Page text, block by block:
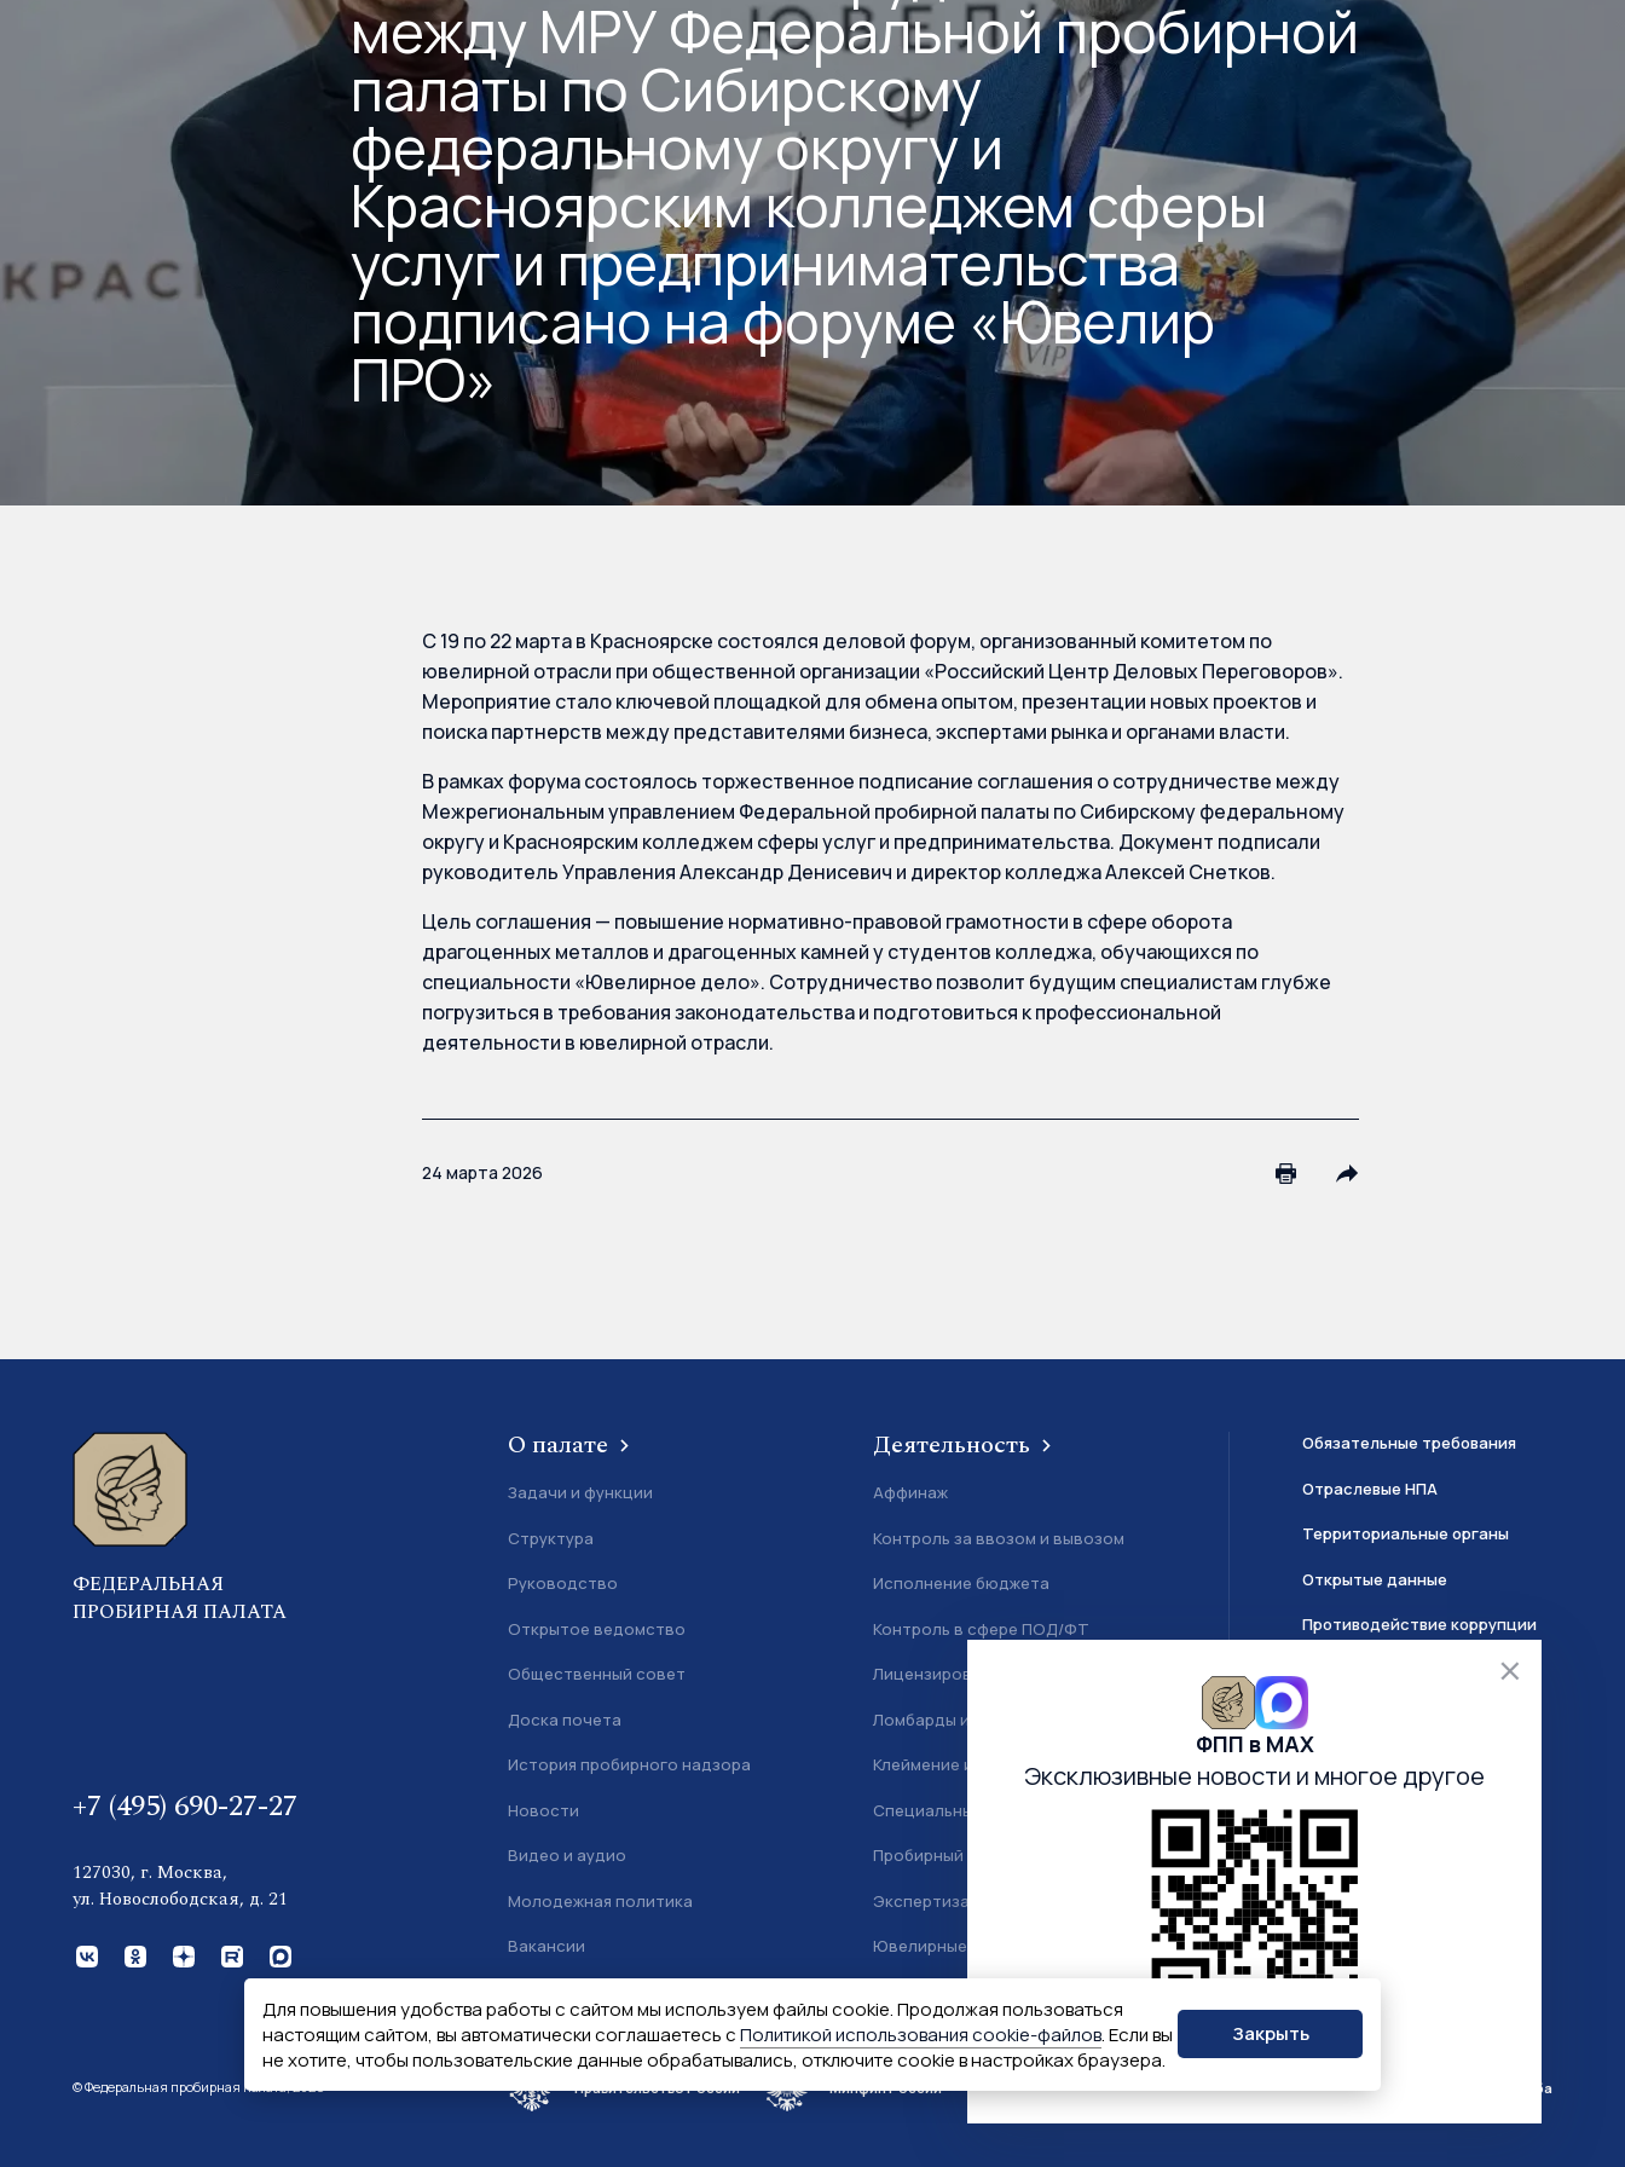
Закрыть
Для повышения удобства работы с сайтом мы используем файлы cookie. Продолжая пользоваться
настоящим сайтом, вы автоматически соглашаетесь сПолитикой использования cookie-файлов. Если вы
не хотите, чтобы пользовательские данные обрабатывались, отключите cookie в настройках браузера.
между МРУ Федеральной пробирной
палаты по Сибирскому
федеральному округу и
Красноярским колледжем сферы
услуг и предпринимательства
подписано на форуме «Ювелир
ПРО»
С 19 по 22 марта в Красноярске состоялся деловой форум, организованный комитетом по
ювелирной отрасли при общественной организации «Российский Центр Деловых Переговоров».
Мероприятие стало ключевой площадкой для обмена опытом, презентации новых проектов и
поиска партнерств между представителями бизнеса, экспертами рынка и органами власти.
В рамках форума состоялось торжественное подписание соглашения о сотрудничестве между
Межрегиональным управлением Федеральной пробирной палаты по Сибирскому федеральному
округу и Красноярским колледжем сферы услуг и предпринимательства. Документ подписали
руководитель Управления Александр Денисевич и директор колледжа Алексей Снетков.
Цель соглашения — повышение нормативно-правовой грамотности в сфере оборота
драгоценных металлов и драгоценных камней у студентов колледжа, обучающихся по
специальности «Ювелирное дело». Сотрудничество позволит будущим специалистам глубже
погрузиться в требования законодательства и подготовиться к профессиональной
деятельности в ювелирной отрасли.
24 марта 2026
ФЕДЕРАЛЬНАЯ
ПРОБИРНАЯ ПАЛАТА
+7 (495) 690-27-27
127030, г. Москва,
ул. Новослободская, д. 21
О палате
Задачи и функции
Структура
Руководство
Открытое ведомство
Общественный совет
Доска почета
История пробирного надзора
Новости
Видео и аудио
Молодежная политика
Вакансии
Деятельность
Аффинаж
Контроль за ввозом и вывозом
Исполнение бюджета
Контроль в сфере ПОД/ФТ
Лицензирование
Ломбарды и скупка
Клеймение и маркировка
Специальный учет
Пробирный надзор
Экспертиза
Ювелирные камни
Обязательные требования
Отраслевые НПА
Территориальные органы
Открытые данные
Противодействие коррупции
О системе ГИИС ДМДК
Анкетирование
Электронная очередь
© Федеральная пробирная палата, 2026 Правительство России Минфин России Гознак Госуслуги Госключ Госслужба
ФПП в МАХ
Эксклюзивные новости и многое другое
ПОДПИСАТЬСЯ